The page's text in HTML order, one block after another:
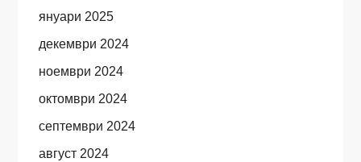
януари 2025
декември 2024
ноември 2024
октомври 2024
септември 2024
август 2024